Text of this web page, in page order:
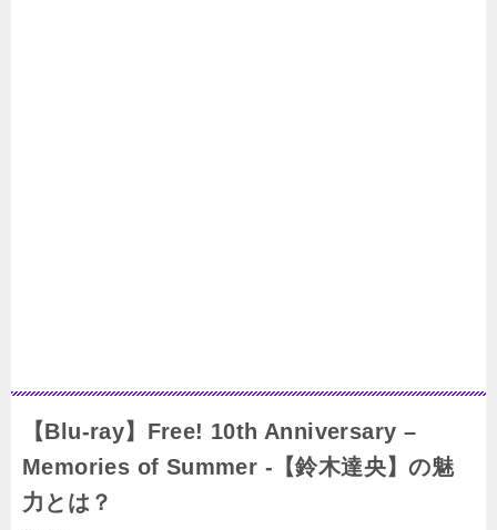
【Blu-ray】Free! 10th Anniversary –
Memories of Summer -【鈴木達央】の魅
力とは？